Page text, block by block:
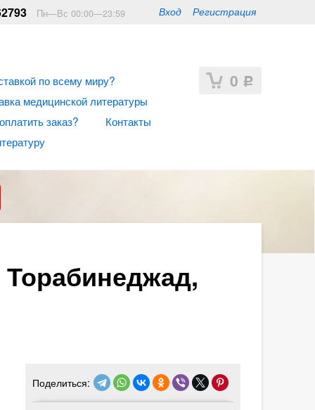
Вход Регистрация
Пн—Вс 00:00—23:59
0 Р
по всему миру?
медицинской литературы
заказ?
Контакты
Поделиться: